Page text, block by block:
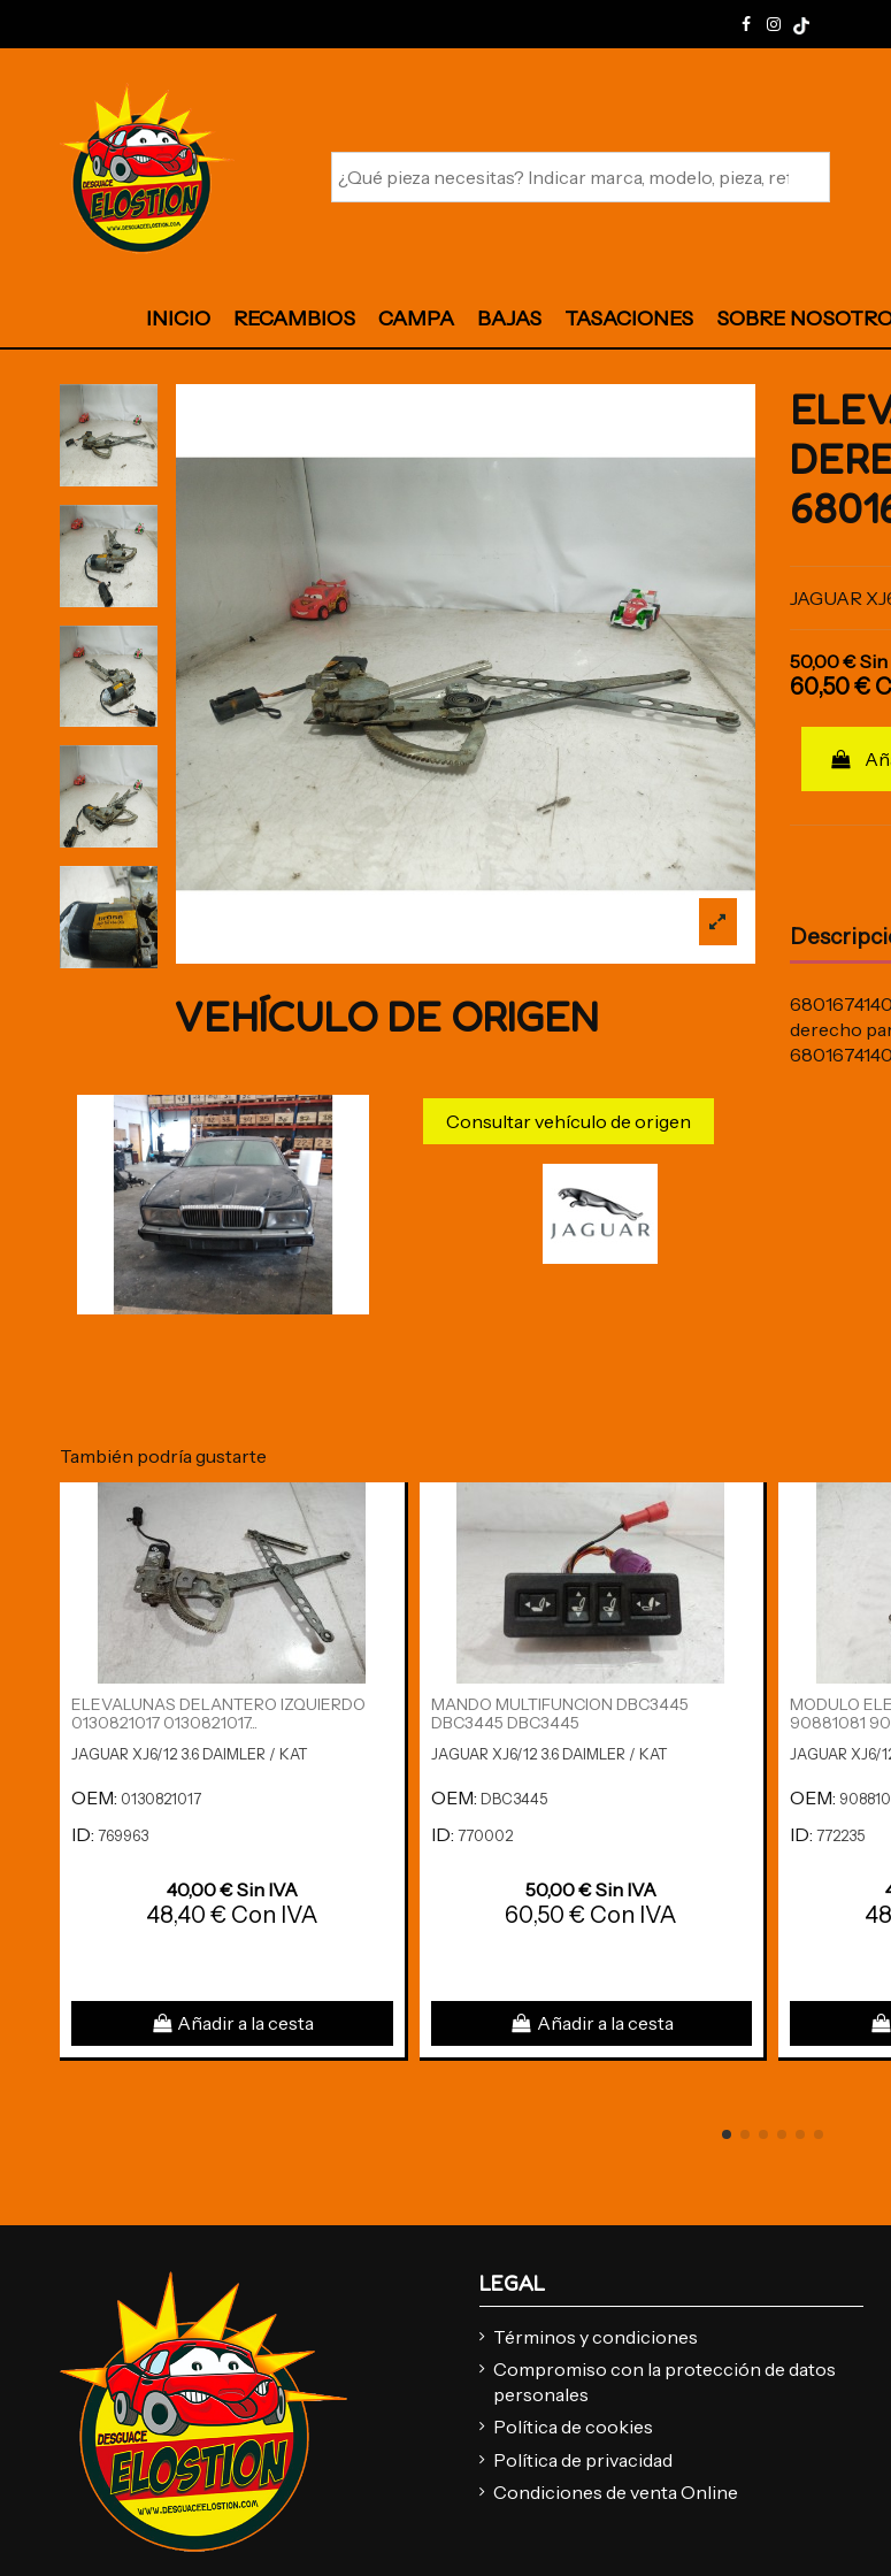
INICIO RECAMBIOS CAMPA BAJAS TASACIONES SOBRE
VEHÍCULO DE ORIGEN
Consultar vehículo de origen
JAGUAR
50,00 €Sin
60,50 €
derecho
También podría gustarte
ELEVALUNAS DELANTERO IZQUIERDO
0130821017 0130821017...
JAGUAR XJ6/12 3.6 DAIMLER / KAT
OEM: 0130821017
ID: 769963
40,00 € Sin IVA
48,40 € Con IVA
Añadir a la cesta
MANDO MULTIFUNCION DBC3445
DBC3445 DBC3445
JAGUAR XJ6/12 3.6 DAIMLER / KAT
OEM: DBC3445
ID: 770002
50,00 € Sin IVA
60,50 € Con IVA
Añadir a la cesta
MODULO
90881081
JAGUAR XJ6/
OEM:
ID: 772235
LEGAL
Términos y condiciones
Compromiso con la protección de datos
personales
Política de cookies
Política de privacidad
Condiciones de venta Online